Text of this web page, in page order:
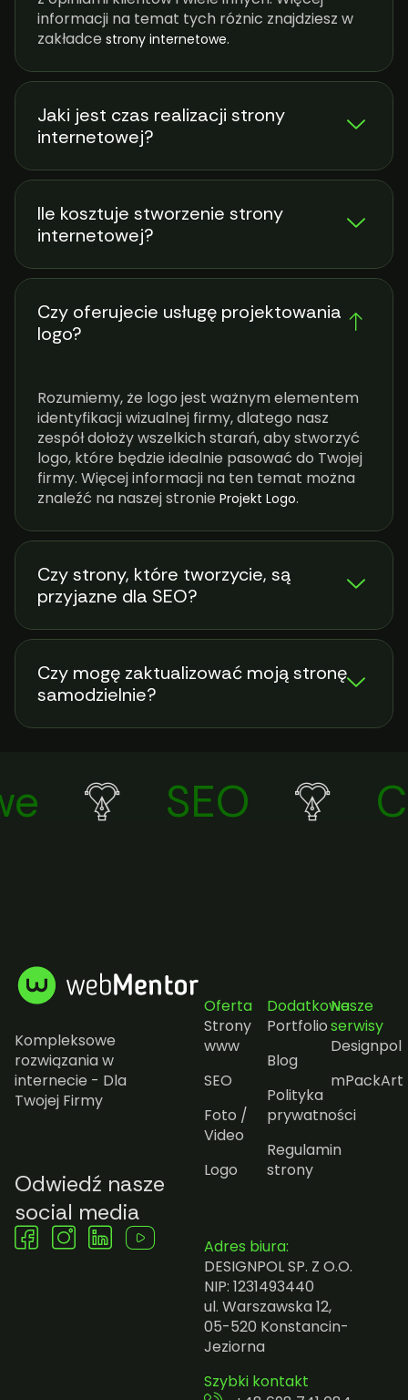
informacji na temat tych różnic znajdziesz w
zakładce strony internetowe.
Jaki jest czas realizacji strony
internetowej?
Ile kosztuje stworzenie strony
internetowej?
Czy oferujecie usługę projektowania
logo?
Rozumiemy, że logo jest ważnym elementem
identyfikacji wizualnej firmy, dlatego nasz
zespół dołoży wszelkich starań, aby stworzyć
logo, które będzie idealnie pasować do Twojej
firmy. Więcej informacji na ten temat można
znaleźć na naszej stronie Projekt Logo.
Czy strony, które tworzycie, są
przyjazne dla SEO?
Czy mogę zaktualizować moją stronę
samodzielnie?
SEO
Kompleksowe
rozwiązania w
internecie - Dla
Twojej Firmy
Odwiedź nasze
social media
Oferta
Strony
www
SEO
Foto /
Video
Logo
Dodatkowe
Portfolio
Blog
Polityka
prywatności
Regulamin
strony
Nasze
serwisy
Designpol
mPackArt
Adres biura:
DESIGNPOL SP. Z O.O.
NIP: 1231493440
ul. Warszawska 12,
05-520 Konstancin-
Jeziorna
Szybki kontakt